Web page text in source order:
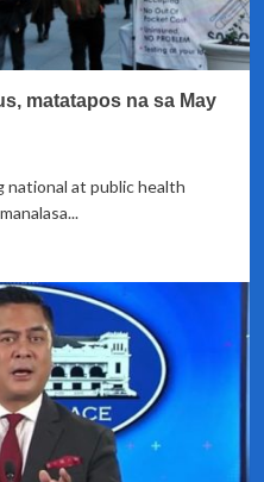
matatapos na sa May
national at public health